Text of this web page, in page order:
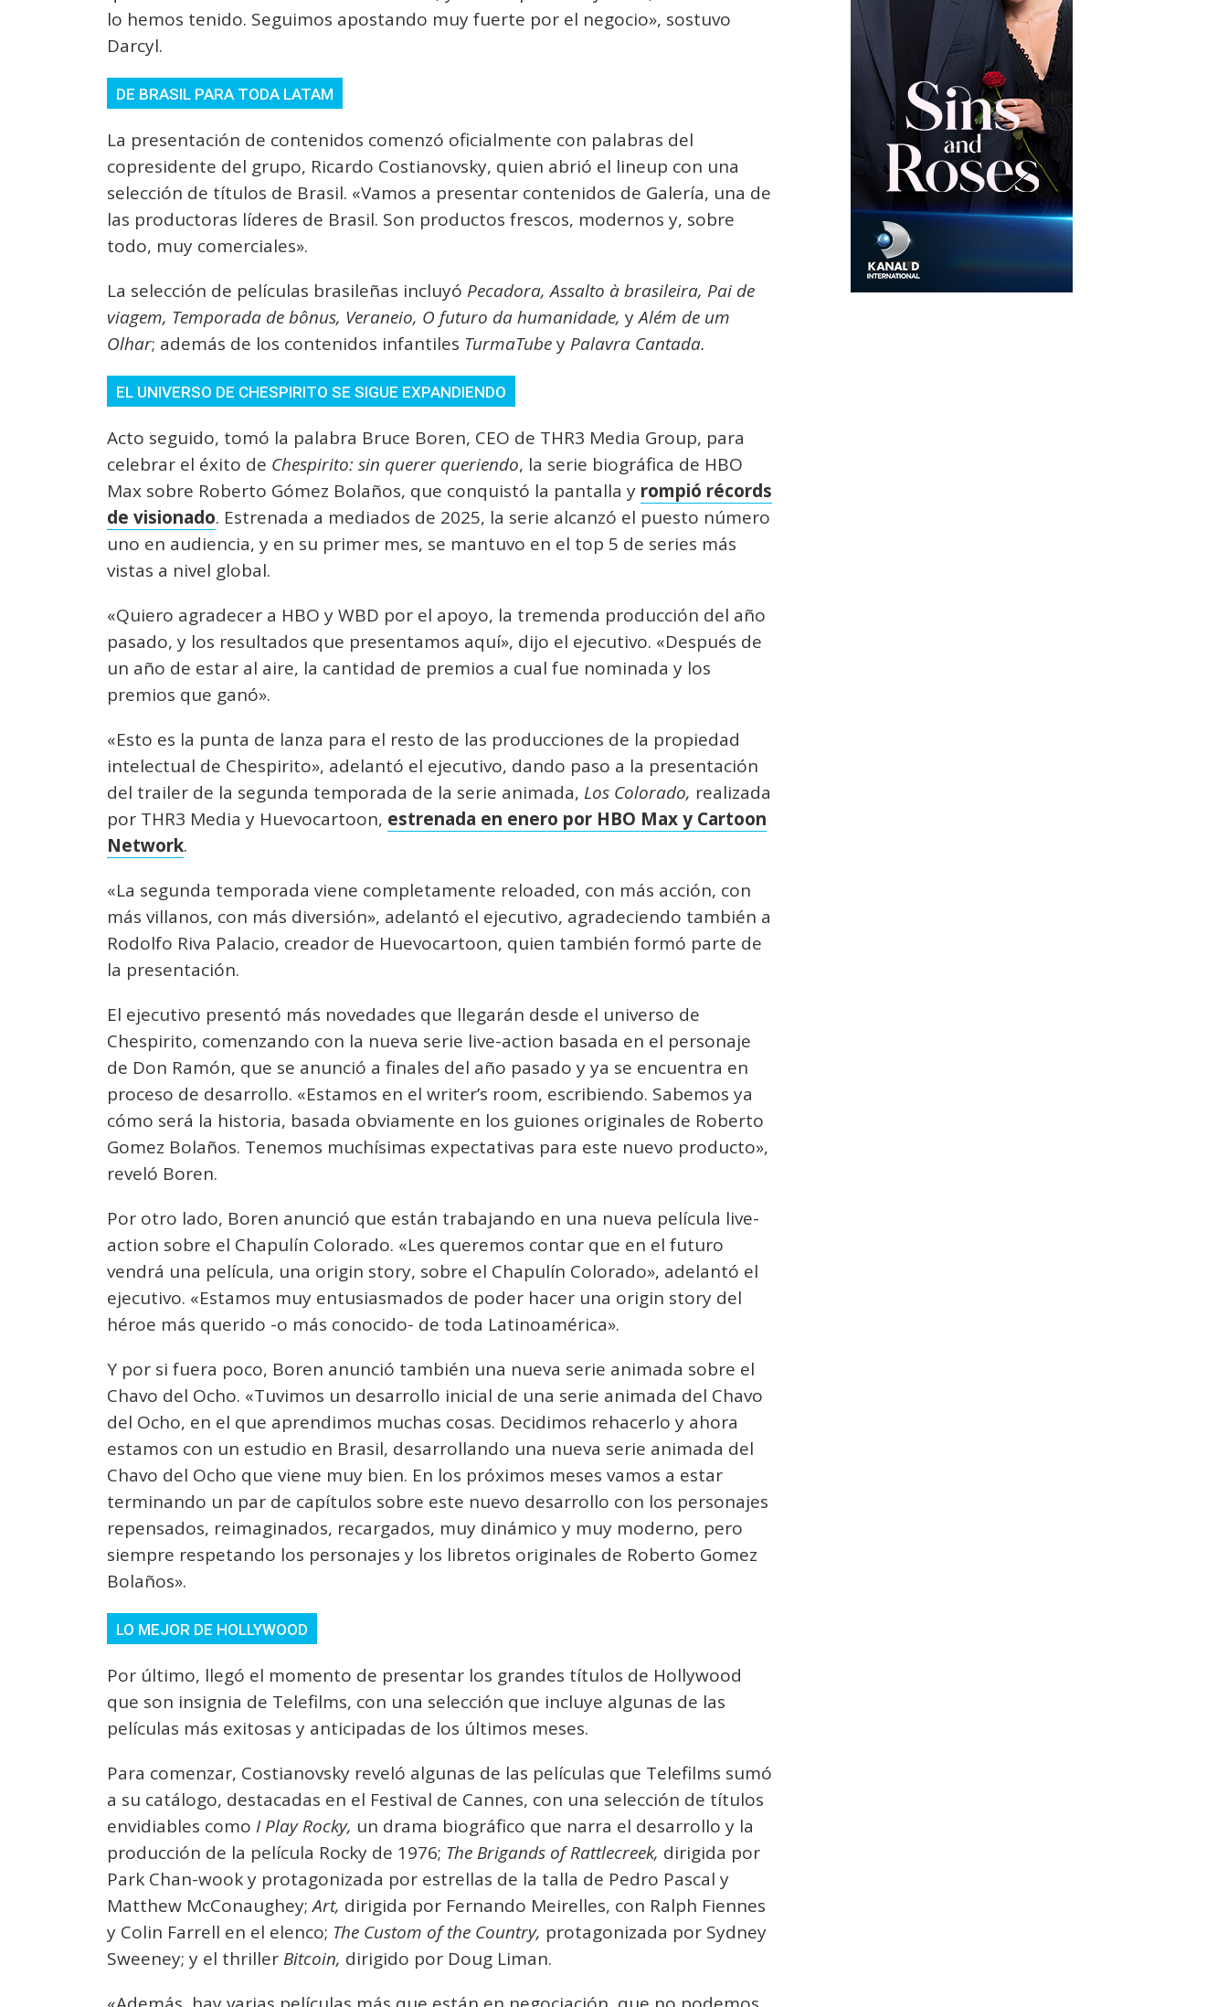
lo hemos tenido. Seguimos apostando muy fuerte por el negocio», sostuvo
Darcyl.
DE BRASIL PARA TODA LATAM
La presentación de contenidos comenzó oficialmente con palabras del
copresidente del grupo, Ricardo Costianovsky, quien abrió el lineup con una
selección de títulos de Brasil. «Vamos a presentar contenidos de Galería, una de
las productoras líderes de Brasil. Son productos frescos, modernos y, sobre
todo, muy comerciales».
La selección de películas brasileñas incluyó Pecadora, Assalto à brasileira, Pai de
viagem, Temporada de bônus, Veraneio, O futuro da humanidade, yAlém de um
Olhar; además de los contenidos infantiles TurmaTubey Palavra Cantada.
EL UNIVERSO DE CHESPIRITO SE SIGUE EXPANDIENDO
Acto seguido, tomó la palabra Bruce Boren, CEO de THR3 Media Group, para
celebrar el éxito de Chespirito: sin querer queriendo, la serie biográfica de HBO
Max sobre Roberto Gómez Bolaños, que conquistó la pantalla y rompió récords
de visionado. Estrenada a mediados de 2025, la serie alcanzó el puesto número
uno en audiencia, y en su primer mes, se mantuvo en el top 5 de series más
vistas a nivel global.
«Quiero agradecer a HBO y WBD por el apoyo, la tremenda producción del año
pasado, y los resultados que presentamos aquí», dijo el ejecutivo. «Después de
un año de estar al aire, la cantidad de premios a cual fue nominada y los
premios que ganó».
«Esto es la punta de lanza para el resto de las producciones de la propiedad
intelectual de Chespirito», adelantó el ejecutivo, dando paso a la presentación
del trailer de la segunda temporada de la serie animada, Los Colorado, realizada
por THR3 Media y Huevocartoon, estrenada en enero por HBO Max y Cartoon
Network.
«La segunda temporada viene completamente reloaded, con más acción, con
más villanos, con más diversión», adelantó el ejecutivo, agradeciendo también a
Rodolfo Riva Palacio, creador de Huevocartoon, quien también formó parte de
la presentación.
El ejecutivo presentó más novedades que llegarán desde el universo de
Chespirito, comenzando con la nueva serie live-action basada en el personaje
de Don Ramón, que se anunció a finales del año pasado y ya se encuentra en
proceso de desarrollo. «Estamos en el writer’s room, escribiendo. Sabemos ya
cómo será la historia, basada obviamente en los guiones originales de Roberto
Gomez Bolaños. Tenemos muchísimas expectativas para este nuevo producto»,
reveló Boren.
Por otro lado, Boren anunció que están trabajando en una nueva película live-
action sobre el Chapulín Colorado. «Les queremos contar que en el futuro
vendrá una película, una origin story, sobre el Chapulín Colorado», adelantó el
ejecutivo. «Estamos muy entusiasmados de poder hacer una origin story del
héroe más querido -o más conocido- de toda Latinoamérica».
Y por si fuera poco, Boren anunció también una nueva serie animada sobre el
Chavo del Ocho. «Tuvimos un desarrollo inicial de una serie animada del Chavo
del Ocho, en el que aprendimos muchas cosas. Decidimos rehacerlo y ahora
estamos con un estudio en Brasil, desarrollando una nueva serie animada del
Chavo del Ocho que viene muy bien. En los próximos meses vamos a estar
terminando un par de capítulos sobre este nuevo desarrollo con los personajes
repensados, reimaginados, recargados, muy dinámico y muy moderno, pero
siempre respetando los personajes y los libretos originales de Roberto Gomez
Bolaños».
LO MEJOR DE HOLLYWOOD
Por último, llegó el momento de presentar los grandes títulos de Hollywood
que son insignia de Telefilms, con una selección que incluye algunas de las
películas más exitosas y anticipadas de los últimos meses.
Para comenzar, Costianovsky reveló algunas de las películas que Telefilms sumó
a su catálogo, destacadas en el Festival de Cannes, con una selección de títulos
envidiables como I Play Rocky, un drama biográfico que narra el desarrollo y la
producción de la película Rocky de 1976; The Brigands of Rattlecreek, dirigida por
Park Chan-wook y protagonizada por estrellas de la talla de Pedro Pascal y
Matthew McConaughey;Art, dirigida por Fernando Meirelles, con Ralph Fiennes
y Colin Farrell en el elenco; The Custom of the Country, protagonizada por Sydney
Sweeney; y el thriller Bitcoin, dirigido por Doug Liman.